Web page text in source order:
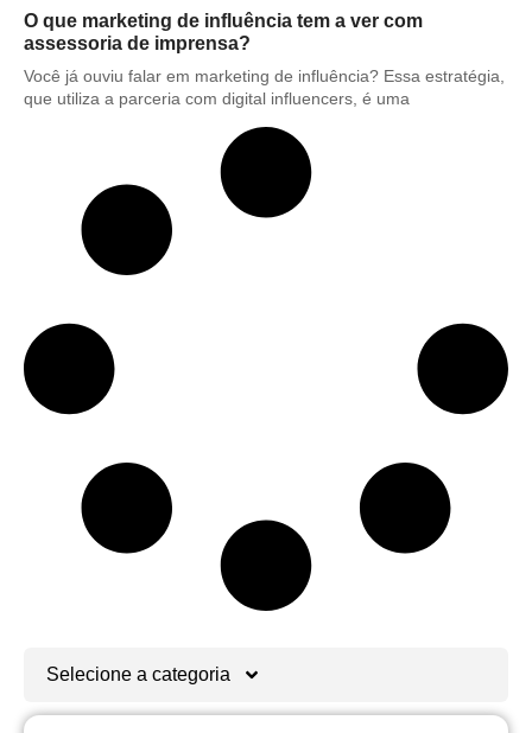
O que marketing de influência tem a ver com
assessoria de imprensa?
Você já ouviu falar em marketing de influência? Essa estratégia,
que utiliza a parceria com digital influencers, é uma
Selecione a categoria